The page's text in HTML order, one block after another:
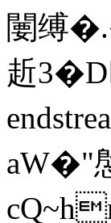
闄缚
赾
aW�"